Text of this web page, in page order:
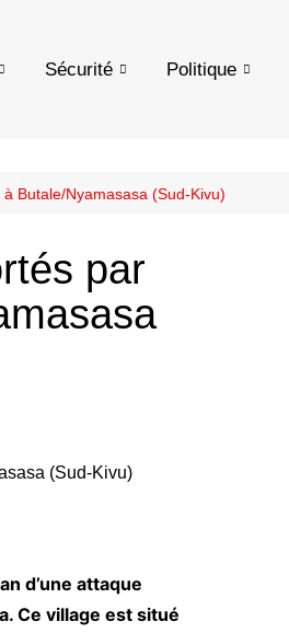
Sécurité Politique
Butale/Nyamasasa (Sud-Kivu)
par
d’une attaque
Ce village est situé